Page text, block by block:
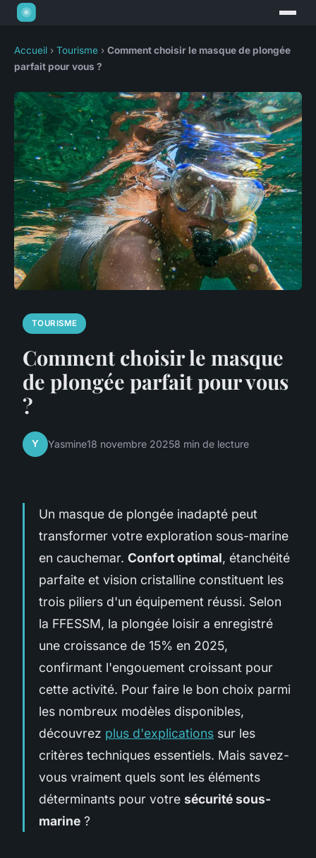
Accueil › Tourisme › Comment choisir le masque de plongée
parfait pour vous ?
TOURISME
Comment choisir le masque
de plongée parfait pour vous
?
Y Yasmine18 novembre 20258 min de lecture
Un masque de plongée inadapté peut
transformer votre exploration sous-marine
en cauchemar. Confort optimal, étanchéité
parfaite et vision cristalline constituent les
trois piliers d'un équipement réussi. Selon
la FFESSM, la plongée loisir a enregistré
une croissance de 15% en 2025,
confirmant l'engouement croissant pour
cette activité. Pour faire le bon choix parmi
les nombreux modèles disponibles,
découvrez plus d'explications sur les
critères techniques essentiels. Mais savez-
vous vraiment quels sont les éléments
déterminants pour votre sécurité sous-
marine ?